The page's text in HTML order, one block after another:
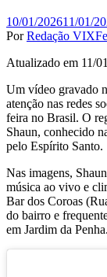
10/01/202611/01/
Por Redação
Atualizado em 11/
Um vídeo gravado
atenção nas redes
feira no Brasil. O
Shaun, conhecido
pelo Espírito Santo.
Nas imagens,
música ao vivo e
Bar dos Coroas
do bairro e
em Jardim da Penha.